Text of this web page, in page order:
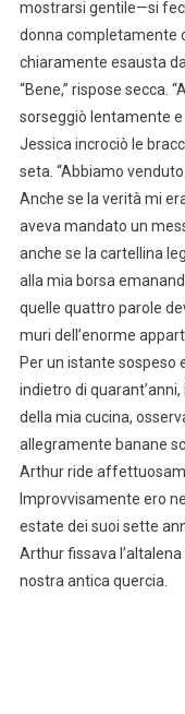
mostrarsi gentile—si
donna completamente
chiaramente esausta
“Bene,” rispose secca.
sorseggiò lentamente
Jessica incrociò le
seta. “Abbiamo venduto
Anche se la verità mi
aveva mandato un
anche se la cartellina
alla mia borsa
quelle quattro parole
muri dell’enorme
Per un istante
indietro di
della mia cucina,
allegramente banane
Arthur ride
Improvvisamente ero
estate dei suoi sette
Arthur fissava
nostra antica quercia.